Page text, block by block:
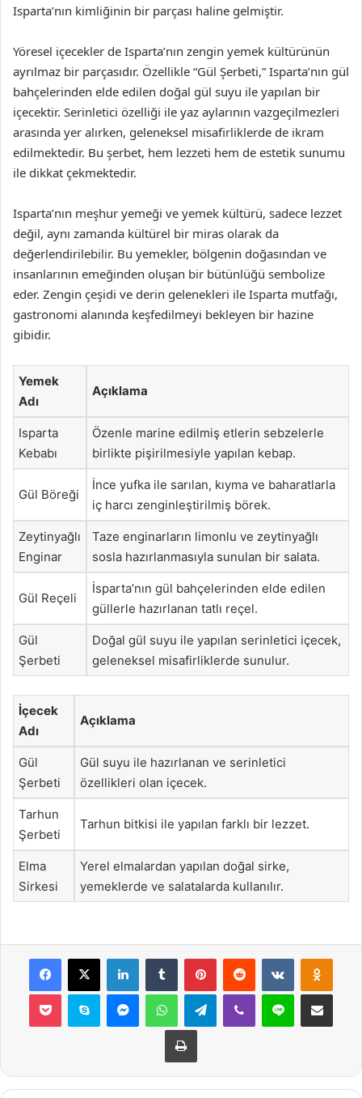
Isparta’nın kimliğinin bir parçası haline gelmiştir.
Yöresel içecekler de Isparta’nın zengin yemek kültürünün
ayrılmaz bir parçasıdır. Özellikle “Gül Şerbeti,” Isparta’nın gül
bahçelerinden elde edilen doğal gül suyu ile yapılan bir
içecektir. Serinletici özelliği ile yaz aylarının vazgeçilmezleri
arasında yer alırken, geleneksel misafirliklerde de ikram
edilmektedir. Bu şerbet, hem lezzeti hem de estetik sunumu
ile dikkat çekmektedir.
Isparta’nın meşhur yemeği ve yemek kültürü, sadece lezzet
değil, aynı zamanda kültürel bir miras olarak da
değerlendirilebilir. Bu yemekler, bölgenin doğasından ve
insanlarının emeğinden oluşan bir bütünlüğü sembolize
eder. Zengin çeşidi ve derin gelenekleri ile Isparta mutfağı,
gastronomi alanında keşfedilmeyi bekleyen bir hazine
gibidir.
Yemek
Adı
Açıklama
Isparta
Kebabı
Özenle marine edilmiş etlerin sebzelerle
birlikte pişirilmesiyle yapılan kebap.
Gül Böreği
İnce yufka ile sarılan, kıyma ve baharatlarla
iç harcı zenginleştirilmiş börek.
Zeytinyağlı
Enginar
Taze enginarların limonlu ve zeytinyağlı
sosla hazırlanmasıyla sunulan bir salata.
Gül Reçeli
İsparta’nın gül bahçelerinden elde edilen
güllerle hazırlanan tatlı reçel.
Gül
Şerbeti
Doğal gül suyu ile yapılan serinletici içecek,
geleneksel misafirliklerde sunulur.
İçecek
Adı
Açıklama
Gül
Şerbeti
Gül suyu ile hazırlanan ve serinletici
özellikleri olan içecek.
Tarhun
Şerbeti
Tarhun bitkisi ile yapılan farklı bir lezzet.
Elma
Sirkesi
Yerel elmalardan yapılan doğal sirke,
yemeklerde ve salatalarda kullanılır.
Facebook
X LinkedInTumblr PinterestReddit VKontakte
Pocket Skype MessengerWhatsAppTelegramViber Line E-Posta ile
Yazdır